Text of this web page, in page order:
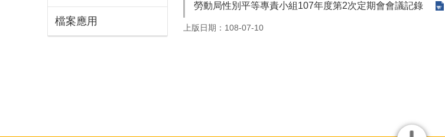
檔案應用
勞動局性別平等專責小組107年度第2次定期會會議記錄
上版日期：108-07-10